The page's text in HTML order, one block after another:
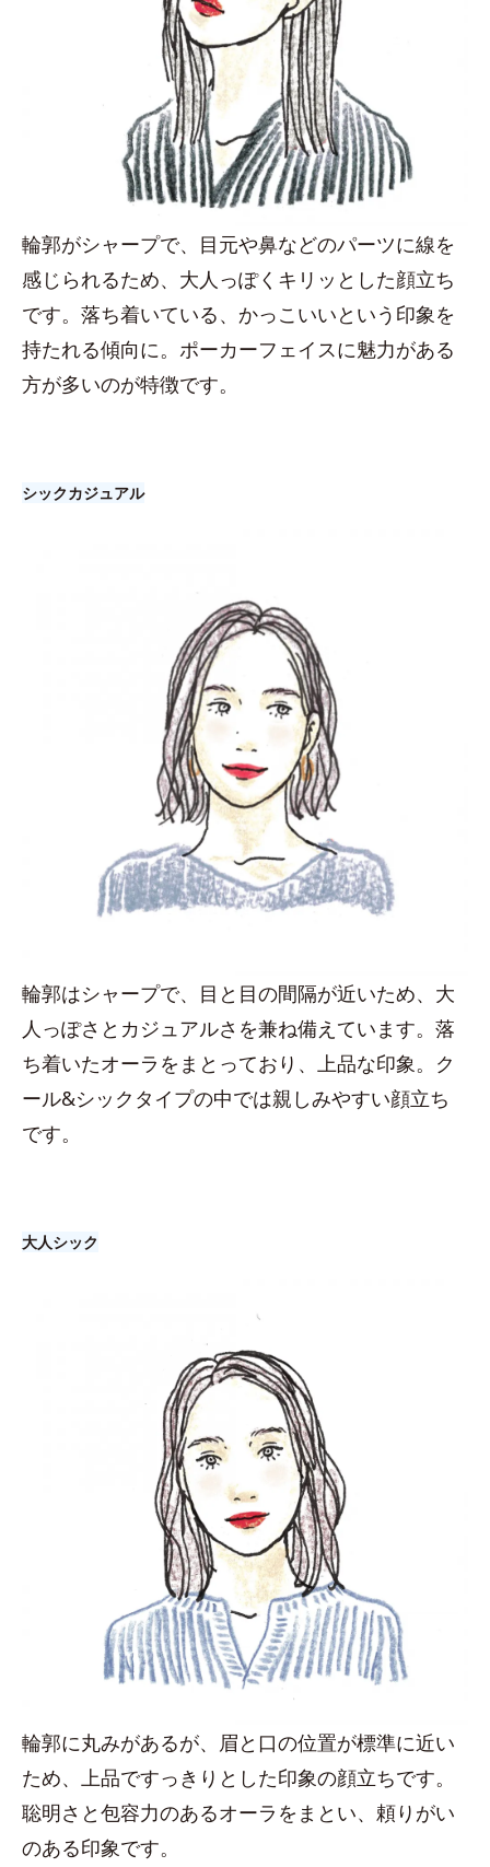
輪郭がシャープで、目元や鼻などのパーツに線を
感じられるため、大人っぽくキリッとした顔立ち
です。落ち着いている、かっこいいという印象を
持たれる傾向に。ポーカーフェイスに魅力がある
方が多いのが特徴です。
シックカジュアル
輪郭はシャープで、目と目の間隔が近いため、大
人っぽさとカジュアルさを兼ね備えています。落
ち着いたオーラをまとっており、上品な印象。ク
ール&シックタイプの中では親しみやすい顔立ち
です。
大人シック
輪郭に丸みがあるが、眉と口の位置が標準に近い
ため、上品ですっきりとした印象の顔立ちです。
聡明さと包容力のあるオーラをまとい、頼りがい
のある印象です。